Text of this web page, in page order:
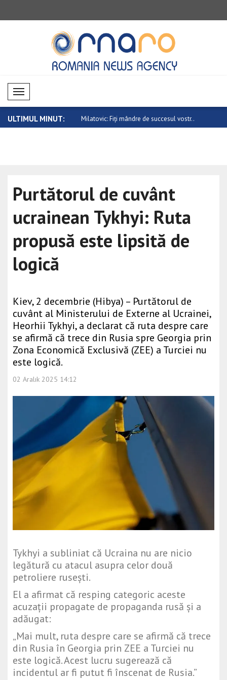
Mobil Menü
ULTIMUL MINUT:
mândre de succesul vostr.. Lula da Silva: Suntem hotărâți să punem
Purtătorul de cuvânt
ucrainean Tykhyi: Ruta
propusă este lipsită de
logică
Kiev, 2 decembrie (Hibya) – Purtătorul de
cuvânt al Ministerului de Externe al Ucrainei,
Heorhii Tykhyi, a declarat că ruta despre care
se afirmă că trece din Rusia spre Georgia prin
Zona Economică Exclusivă (ZEE) a Turciei nu
este logică.
02 Aralık 2025 14:12
Tykhyi a subliniat că Ucraina nu are nicio
legătură cu atacul asupra celor două
petroliere rusești.
El a afirmat că resping categoric aceste
acuzații propagate de propaganda rusă și a
adăugat:
„Mai mult, ruta despre care se afirmă că trece
din Rusia în Georgia prin ZEE a Turciei nu
este logică. Acest lucru sugerează că
incidentul ar fi putut fi înscenat de Rusia.”